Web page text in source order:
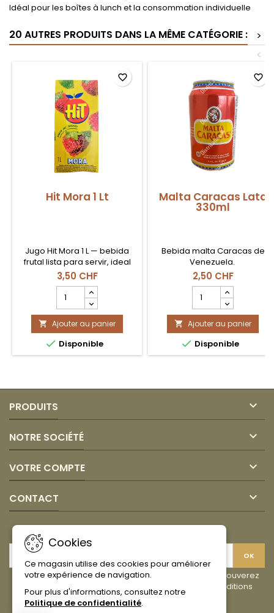
Idéal pour les boîtes à lunch et la consommation individuelle
20 AUTRES PRODUITS DANS LA MÊME CATÉGORIE :
>
<
Hit Mora 1 Lt
Jugo Hit Mora 1 L — bebida
frutal lista para servir, ideal
para consumo familiar o
hostelería en Suiza.
3,50 CHF
quantité
du
produit
Hit
Mora
1
 Ajouter au panier
 Disponible
favorite_border
Malta Caracas Lata
330ml
Bebida malta Caracas de
Venezuela.
2,50 CHF
quantité
du
produit
Malta
Caracas
Lata
 Ajouter au panier
 Disponible
favorite_border
PRODUITS 
NOTRE SOCIÉTÉ 
VOTRE COMPTE 
CONTACT 
Cookies
Ce magasin utilise des cookies pour améliorer
votre expérience de navigation.
Pour plus d'informations, consultez notre
Politique de confidentialité.
Vous pouvez vous désinscrire à tout moment. Vous trouverez
pour cela nos informations de contact dans les conditions
d'utilisation du site.